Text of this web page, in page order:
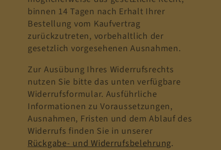
binnen 14 Tagen nach Erhalt Ihrer
Bestellung vom Kaufvertrag
zurückzutreten, vorbehaltlich der
gesetzlich vorgesehenen Ausnahmen.
Zur Ausübung Ihres Widerrufsrechts
nutzen Sie bitte das unten verfügbare
Widerrufsformular. Ausführliche
Informationen zu Voraussetzungen,
Ausnahmen, Fristen und dem Ablauf des
Widerrufs finden Sie in unserer
Rückgabe- und Widerrufsbelehrung.